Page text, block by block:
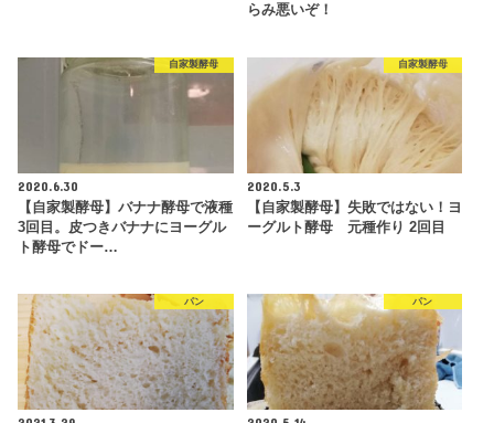
らみ悪いぞ！
自家製酵母
2020.6.30
【自家製酵母】バナナ酵母で液種
3回目。皮つきバナナにヨーグル
ト酵母でドー…
自家製酵母
2020.5.3
【自家製酵母】失敗ではない！ヨ
ーグルト酵母 元種作り 2回目
パン パン